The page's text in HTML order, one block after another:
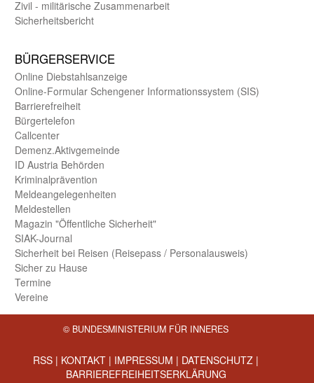
Zivil - militärische Zusammen­arbeit
Sicherheits­bericht
BÜRGER­SERVICE
Online Diebstahls­anzeige
Online-Formular Schengener Informationssystem (SIS)
Barriere­freiheit
Bürger­telefon
Call­center
Demenz.Aktiv­gemeinde
ID Austria Behörden
Kriminal­prävention
Melde­an­ge­le­gen­heiten
Meld­estellen
Magazin "Öffentliche Sicherheit"
SIAK-Journal
Sicherheit bei Reisen (Reise­pass / Personal­ausweis)
Sicher zu Hause
Termine
Vereine
© BUNDESMINISTERIUM FÜR INNERES
RSS | KONTAKT | IMPRESSUM | DATENSCHUTZ |
BARRIEREFREIHEITSERKLÄRUNG